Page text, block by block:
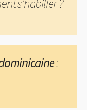
s'habiller ?
: